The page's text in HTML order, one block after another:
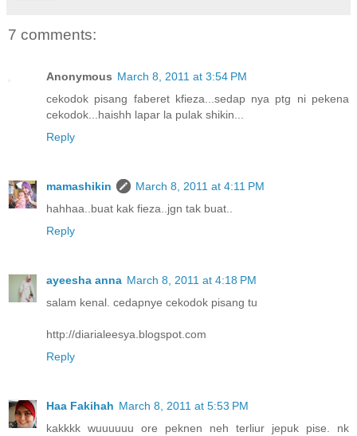
7 comments:
Anonymous March 8, 2011 at 3:54 PM
cekodok pisang faberet kfieza...sedap nya ptg ni pekena
cekodok...haishh lapar la pulak shikin...
Reply
mamashikin
March 8, 2011 at 4:11 PM
hahhaa..buat kak fieza..jgn tak buat..
Reply
ayeesha anna March 8, 2011 at 4:18 PM
salam kenal. cedapnye cekodok pisang tu
http://diarialeesya.blogspot.com
Reply
Haa Fakihah March 8, 2011 at 5:53 PM
kakkkk wuuuuuu ore peknen neh terliur jepuk pise. nk